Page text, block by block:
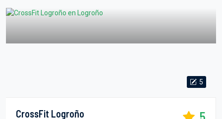
5
CrossFit Logroño